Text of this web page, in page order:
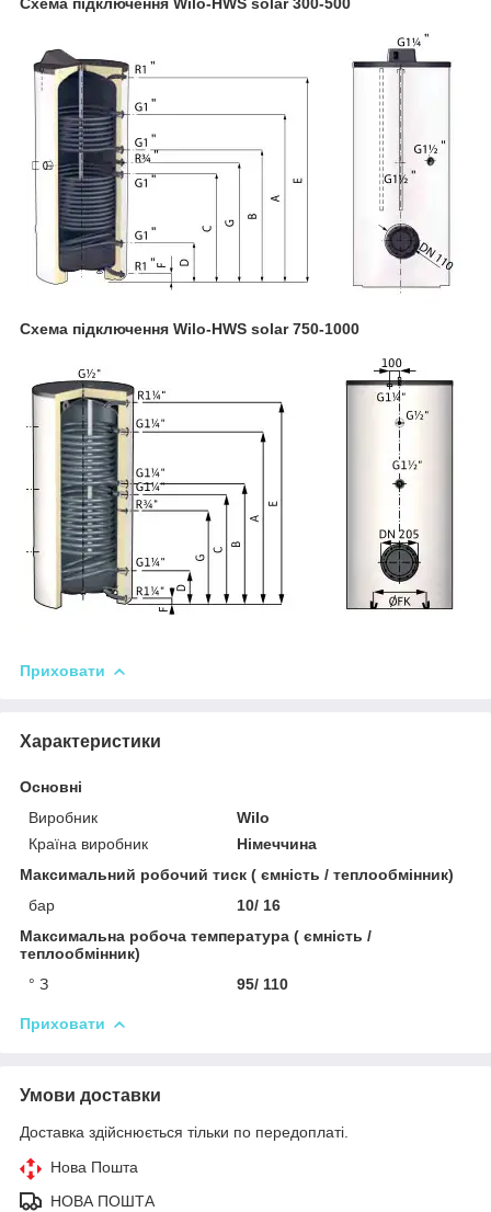
Схема підключення Wilo-HWS solar 750-1000
Приховати
Характеристики
Основні
Виробник
Wilo
Країна виробник
Німеччина
Максимальний робочий тиск ( ємність / теплообмінник)
бар
10/ 16
Максимальна робоча температура ( ємність /
теплообмінник)
° З
95/ 110
Приховати
Умови доставки
Доставка здійснюється тільки по передоплаті.
Нова Пошта
НОВА ПОШТА